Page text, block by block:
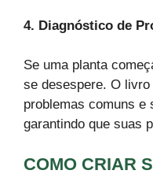
4. Diagnóstico de
Se uma planta
se desespere. O
problemas comuns e
garantindo que suas
COMO CRIAR